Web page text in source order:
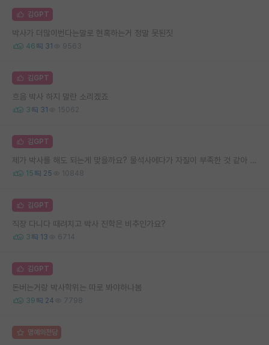
김GPT
박사가 더많이번다는말로 현혹하는거 정말 못된짓
46 31 9563
김GPT
흐음 박사 하지 말란 소리겠죠
3 31 15062
김GPT
제가 박사를 해도 되는게 맞을까요? 물석사에다가 자질이 부족한 것 같아 고민됩니다..
15 25 10848
김GPT
직장 다니다 때려치고 박사 진학은 비추인가요?
3 13 6714
김GPT
돈버는거랑 박사학위는 따로 봐야하나봄
39 24 7798
명예의전당